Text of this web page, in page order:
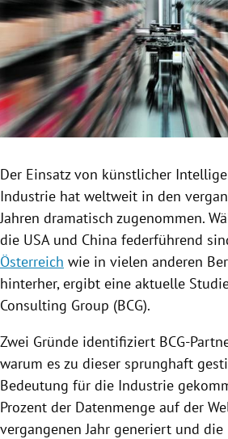
Untermenü
Untermenü
Untermenü
Untermenü
Untermenü
Der Einsatz von künstlicher
Industrie hat weltweit in den
Jahren dramatisch zugenommen.
die USAund China federführend
Österreich wie in vielen anderen
hinterher, ergibt eine aktuelle
Consulting Group (BCG).
Zwei Gründe identifiziert BCG-
warum es zu dieser sprunghaft
Bedeutung für die Industrie
Prozent der Datenmenge auf der
vergangenen Jahr generiert und